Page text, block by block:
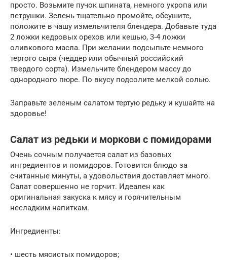
просто. Возьмите пучок шпината, немного укропа или
петрушки. Зелень тщательно промойте, обсушите,
положите в чашу измельчителя блендера. Добавьте туда
2 ложки кедровых орехов или кешью, 3-4 ложки
оливкового масла. При желании подсыпьте немного
тертого сыра (чеддер или обычный российский
твердого сорта). Измельчите блендером массу до
однородного пюре. По вкусу подсолите мелкой солью.
Заправьте зеленым салатом тертую редьку и кушайте на
здоровье!
Салат из редьки и моркови с помидорами
Очень сочным получается салат из базовых
ингредиентов и помидоров. Готовится блюдо за
считанные минуты, а удовольствия доставляет много.
Салат совершенно не горчит. Идеален как
оригинальная закуска к мясу и горячительным
несладким напиткам.
Ингредиенты:
• шесть мясистых помидоров;